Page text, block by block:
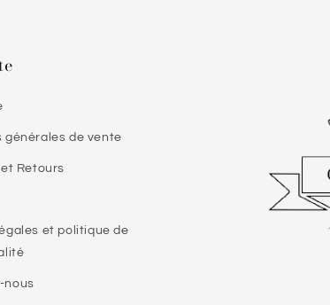
générales de vente
Retours
et politique de
nous